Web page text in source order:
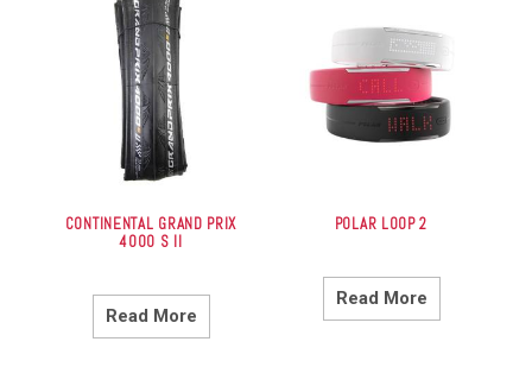
CONTINENTAL GRAND PRIX
4000 S II
Read More
POLAR LOOP 2
Read More